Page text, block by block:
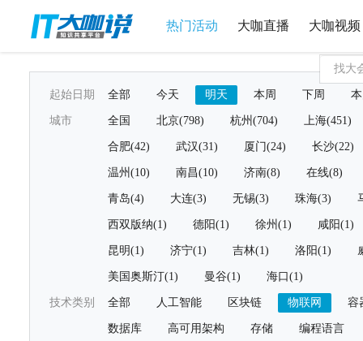
热门活动 大咖直播 大咖视频
起始日期 全部 今天 明天 本周 下周
城市 全国 北京(798) 杭州(704) 上海(451)
合肥(42) 武汉(31) 厦门(24) 长沙(22)
温州(10) 南昌(10) 济南(8) 在线(8)
青岛(4) 大连(3) 无锡(3) 珠海(3)
西双版纳(1) 德阳(1) 徐州(1) 咸阳(1)
昆明(1) 济宁(1) 吉林(1) 洛阳(1)
美国奥斯汀(1) 曼谷(1) 海口(1)
技术类别 全部 人工智能 区块链 物联网 容
数据库 高可用架构 存储 编程语言